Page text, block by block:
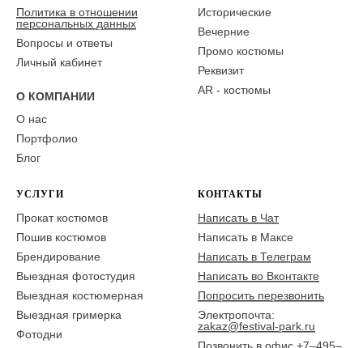
Политика в отношении
персональных данных
Вопросы и ответы
Личный кабинет
О КОМПАНИИ
О нас
Портфолио
Блог
Исторические
Вечерние
Промо костюмы
Реквизит
AR - костюмы
УСЛУГИ
Прокат костюмов
Пошив костюмов
Брендирование
Выездная фотостудия
Выездная костюмерная
Выездная гримерка
Фотодни
КОНТАКТЫ
Написать в Чат
Написать в Максе
Написать в Телеграм
Написать во Вконтакте
Попросить перезвонить
Электропочта:
zakaz@festival-park.ru